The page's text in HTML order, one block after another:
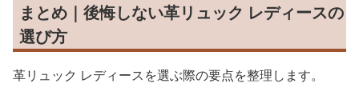
まとめ｜後悔しない革リュック レディースの
選び方
革リュック レディースを選ぶ際の要点を整理します。